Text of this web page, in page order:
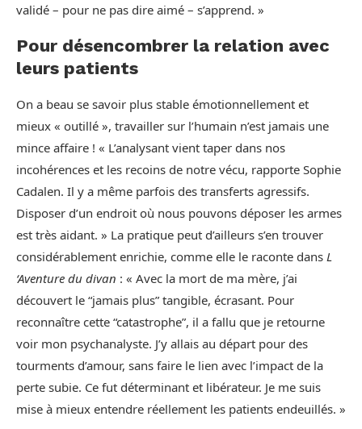
validé – pour ne pas dire aimé – s’apprend. »
Pour désencombrer la relation avec
leurs patients
On a beau se savoir plus stable émotionnellement et
mieux « outillé », travailler sur l’humain n’est jamais une
mince affaire ! « L’analysant vient taper dans nos
incohérences et les recoins de notre vécu, rapporte Sophie
Cadalen. Il y a même parfois des transferts agressifs.
Disposer d’un endroit où nous pouvons déposer les armes
est très aidant. » La pratique peut d’ailleurs s’en trouver
considérablement enrichie, comme elle le raconte dans L
‘Aventure du divan : « Avec la mort de ma mère, j’ai
découvert le “jamais plus” tangible, écrasant. Pour
reconnaître cette “catastrophe”, il a fallu que je retourne
voir mon psychanalyste. J’y allais au départ pour des
tourments d’amour, sans faire le lien avec l’impact de la
perte subie. Ce fut déterminant et libérateur. Je me suis
mise à mieux entendre réellement les patients endeuillés. »